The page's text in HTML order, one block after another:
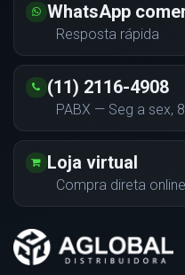
WhatsApp
Resposta rápida
(11) 2116-4908
PABX — Seg a sex,
Loja virtual
Compra direta online